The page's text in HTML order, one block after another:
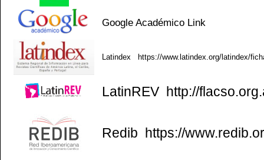
Google Académico Link
Latindex https://www.latindex.org/latindex/
LatinREV http://
Redib https://